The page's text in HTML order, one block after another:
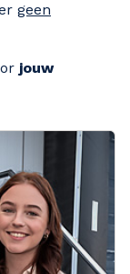
geen
jouw